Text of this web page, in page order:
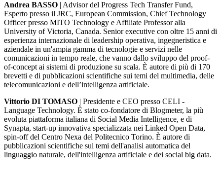
Andrea BASSO | Advisor del Progress Tech Transfer Fund,
Esperto presso il JRC, European Commission, Chief Technology
Officer presso MITO Technology e Affiliate Professor alla
University of Victoria, Canada. Senior executive con oltre 15 anni di
esperienza internazionale di leadership operativa, ingegneristica e
aziendale in un'ampia gamma di tecnologie e servizi nelle
comunicazioni in tempo reale, che vanno dallo sviluppo del proof-
of-concept ai sistemi di produzione su scala. È autore di più di 170
brevetti e di pubblicazioni scientifiche sui temi del multimedia, delle
telecomunicazioni e dell’intelligenza artificiale.
Vittorio DI TOMASO | Presidente e CEO presso CELI -
Language Technology. È stato co-fondatore di Blogmeter, la più
evoluta piattaforma italiana di Social Media Intelligence, e di
Synapta, start-up innovativa specializzata nei Linked Open Data,
spin-off del Centro Nexa del Politecnico Torino. È autore di
pubblicazioni scientifiche sui temi dell'analisi automatica del
linguaggio naturale, dell'intelligenza artificiale e dei social big data.